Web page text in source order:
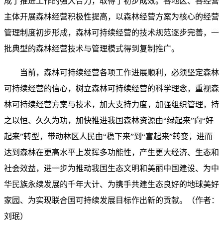
主体开展森林经营积极性提高，以森林经营方案为核心的经营
管理制度初步形成，森林可持续经营的技术规范逐步完善，一
批典型的森林经营技术与管理模式得到复制推广。
当前，森林可持续经营各项工作进展顺利，必须坚定森林
可持续经营的信心，树立森林可持续经营的科学理念，重视森
林可持续经营方案与技术，加大支持力度，加强组织管理，持
之以恒、久久为功，加快推进我国森林资源由“绿起来”向“好
起来”转型，带动林区人民由“稳下来”到“富起来”转变，进而
达到森林在更高水平上发挥多功能性，产生更大经济、生态和
社会效益，进一步为推动我国生态文明和美丽中国建设、为中
华民族永续发展的千年大计、为携手共建生态良好的地球美好
家园、为实现联合国可持续发展目标作出新的贡献。（作者：
刘珉）